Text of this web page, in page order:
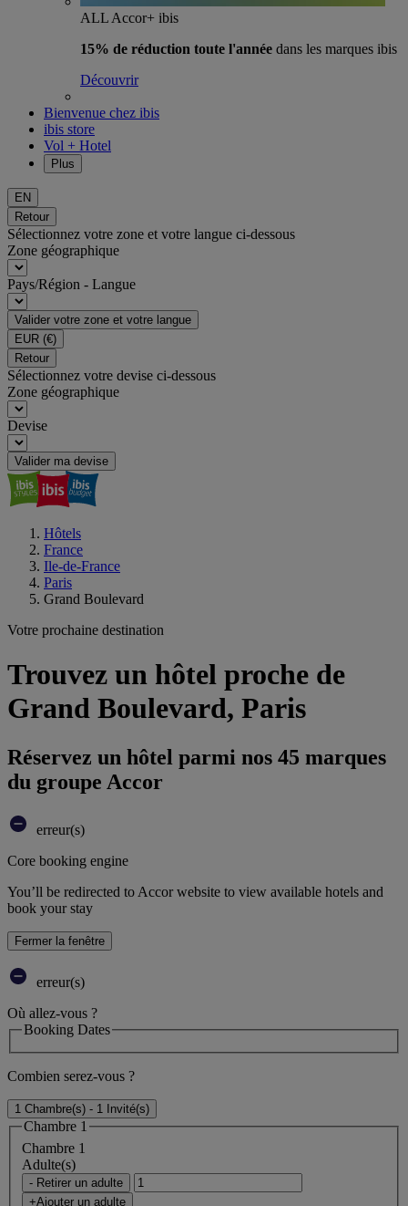
ALL Accor+ ibis
15% de réduction toute l'année dans les marques ibis
Découvrir
Bienvenue chez ibis
ibis store
Vol + Hotel
Plus
EN
Retour
Sélectionnez votre zone et votre langue ci-dessous
Zone géographique
Pays/Région - Langue
Valider votre zone et votre langue
EUR (€)
Retour
Sélectionnez votre devise ci-dessous
Zone géographique
Devise
Valider ma devise
Hôtels
France
Ile-de-France
Paris
Grand Boulevard
Votre prochaine destination
Trouvez un hôtel proche de
Grand Boulevard, Paris
Réservez un hôtel parmi nos 45 marques
du groupe Accor
erreur(s)
Core booking engine
You’ll be redirected to Accor website to view available hotels and
book your stay
Fermer la fenêtre
erreur(s)
Où allez-vous ?
Booking Dates
Combien serez-vous ?
1 Chambre(s) - 1 Invité(s)
Chambre 1
Chambre 1
Adulte(s)
- Retirer un adulte
+Ajouter un adulte